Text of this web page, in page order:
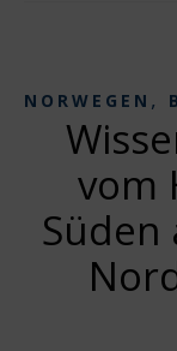
NORWEGEN ,
vom